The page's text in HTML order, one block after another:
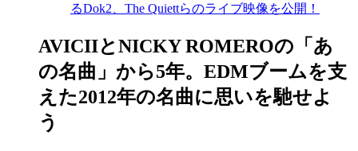
るDok2、The Quiettらのライブ映像を公開！
AVICIIとNICKY ROMEROの「あ
の名曲」から5年。EDMブームを支
えた2012年の名曲に思いを馳せよ
う